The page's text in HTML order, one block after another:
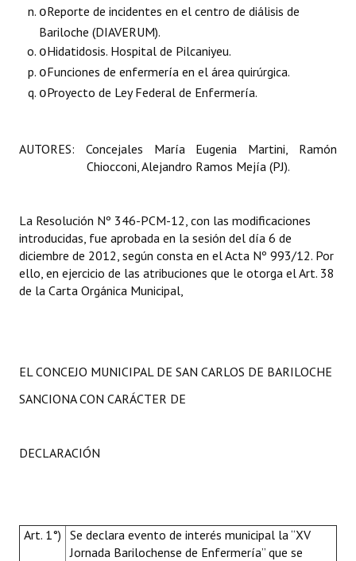
oReporte de incidentes en el centro de diálisis de
Bariloche (DIAVERUM).
oHidatidosis. Hospital de Pilcaniyeu.
oFunciones de enfermería en el área quirúrgica.
oProyecto de Ley Federal de Enfermería.
AUTORES: Concejales María Eugenia Martini, Ramón
Chiocconi, Alejandro Ramos Mejía (PJ).
La Resolución Nº 346-PCM-12, con las modificaciones
introducidas, fue aprobada en la sesión del día 6 de
diciembre de 2012, según consta en el Acta Nº 993/12. Por
ello, en ejercicio de las atribuciones que le otorga el Art. 38
de la Carta Orgánica Municipal,
EL CONCEJO MUNICIPAL DE SAN CARLOS DE BARILOCHE
SANCIONA CON CARÁCTER DE
DECLARACIÓN
Art. 1°) Se declara evento de interés municipal la“XV
Jornada Barilochense de Enfermería” que se